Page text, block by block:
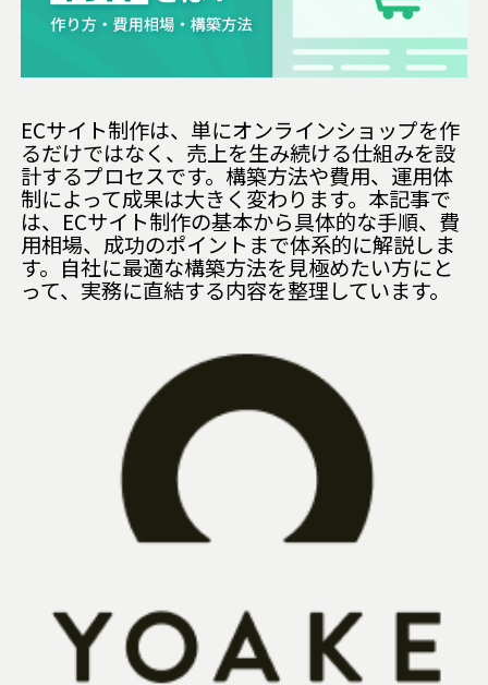
ECサイト制作は、単にオンラインショップを作
るだけではなく、売上を生み続ける仕組みを設
計するプロセスです。構築方法や費用、運用体
制によって成果は大きく変わります。本記事で
は、ECサイト制作の基本から具体的な手順、費
用相場、成功のポイントまで体系的に解説しま
す。自社に最適な構築方法を見極めたい方にと
って、実務に直結する内容を整理しています。